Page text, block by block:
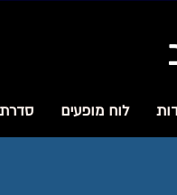
לוח מופעים סדרת